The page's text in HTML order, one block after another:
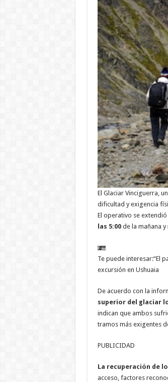
El Glaciar Vinciguerra,
dificultad y exigencia
El operativo se
las 5:00de la mañana y
Te puede interesar:“El
excursión en Ushuaia
De acuerdo con la
superior del glaciar
indican que ambos
tramos más exigentes
PUBLICIDAD
La recuperación de
acceso, factores